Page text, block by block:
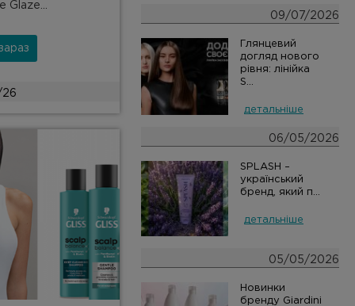
Glaze...
09/07/2026
Глянцевий
догляд нового
рівня: лінійка
S...
детальніше
06/05/2026
SPLASH –
український
бренд, який п...
детальніше
05/05/2026
Новинки
бренду Giardini